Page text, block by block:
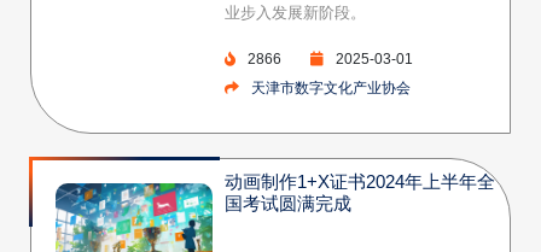
业步入发展新阶段。
2866
2025-03-01
天津市数字文化产业协会
动画制作1+X证书2024年上半年全
国考试圆满完成